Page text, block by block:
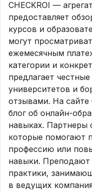
договор, вы
условиями, по
возможен в
На то, что
обстоятельства
госпитализация
-менеджерам
С учетом того,
имеют базовое
в принципе не
оферта, это
Артема Мазура
Мало ли что
условиях уже
ситуации в
для менеджеров
CHECKROI —
предоставляет
курсов и
могут
ежемесячным
категории и
предлагает
университетов и
отзывами. На сайте
блог об онлайн-
навыках. Партнеры
которые помогают
профессию или
навыки.
практики,
в ведущих